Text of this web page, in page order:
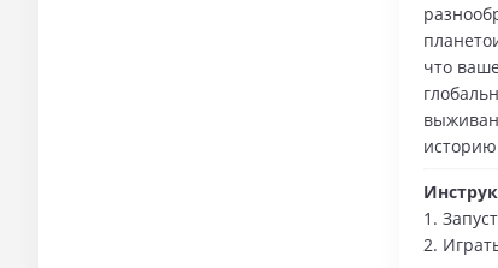
что
1.
2.